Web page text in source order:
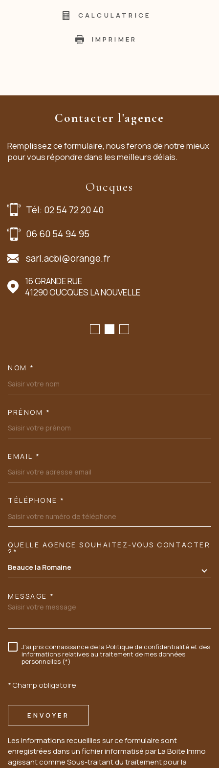
CALCULATRICE
IMPRIMER
Contacter l'agence
Remplissez ce formulaire, nous ferons de notre mieux
pour vous répondre dans les meilleurs délais.
Oucques
Tél: 02 54 72 20 40
06 60 54 94 95
sarl.acbi@orange.fr
16 GRANDE RUE
41290 OUCQUES LA NOUVELLE
NOM *
PRÉNOM *
EMAIL *
TÉLÉPHONE *
TRAD_MELTEM_VOREDEMANDE
QUELLE AGENCE SOUHAITEZ-VOUS CONTACTER
?*
Beauce la Romaine
MESSAGE *
RÈGLEMENTATION
J'ai pris connaissance de la Politique de confidentialité et des
informations relatives au traitement de mes données
personnelles (*)
* Champ obligatoire
ENVOYER
Les informations recueillies sur ce formulaire sont
enregistrées dans un fichier informatisé par La Boite Immo
agissant comme Sous-traitant du traitement pour la